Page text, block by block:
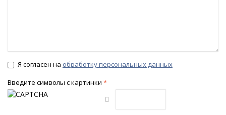
Я согласен на обработку персональных данных
Введите символы с картинки *